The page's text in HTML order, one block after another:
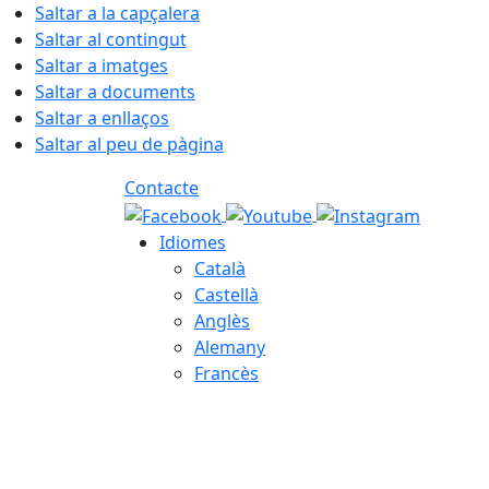
Saltar a la capçalera
Saltar al contingut
Saltar a imatges
Saltar a documents
Saltar a enllaços
Saltar al peu de pàgina
Contacte
Idiomes
Català
Castellà
Anglès
Alemany
Francès